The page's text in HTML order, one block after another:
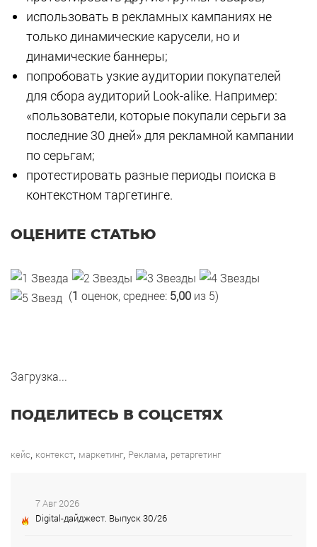
использовать в рекламных кампаниях не
только динамические карусели, но и
динамические баннеры;
попробовать узкие аудитории покупателей
для сбора аудиторий Look-alike. Например:
«пользователи, которые покупали серьги за
последние 30 дней» для рекламной кампании
по серьгам;
протестировать разные периоды поиска в
контекстном таргетинге.
ОЦЕНИТЕ СТАТЬЮ
(1 оценок, среднее: 5,00 из 5)
Загрузка...
ПОДЕЛИТЕСЬ В СОЦСЕТЯХ
кейс контекст маркетинг, Реклама ретаргетинг
7 Авг 2026
Digital-дайджест. Выпуск 30/26